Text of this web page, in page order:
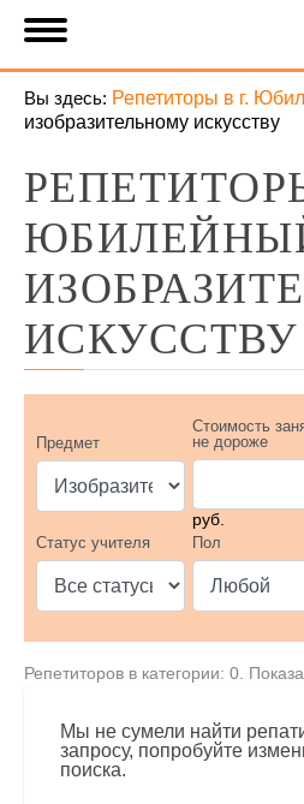
Вы здесь: Репетиторы в г.
изобразительному искусству
ИСКУССТВУ
Предмет
Стоимость
не дороже
руб.
Статус учителя Пол
Репетиторов в категории: 0.
Мы не сумели найти
запросу, попробуйте
поиска.